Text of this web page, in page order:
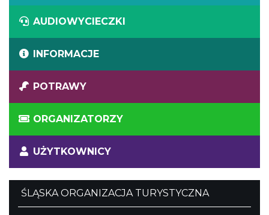
AUDIOWYCIECZKI
INFORMACJE
POTRAWY
ORGANIZATORZY
UŻYTKOWNICY
ŚLĄSKA ORGANIZACJA TURYSTYCZNA